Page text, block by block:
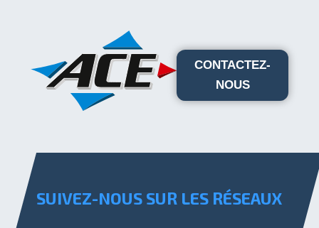
CONTACTEZ-
NOUS
SUIVEZ-NOUS SUR LES RÉSEAUX